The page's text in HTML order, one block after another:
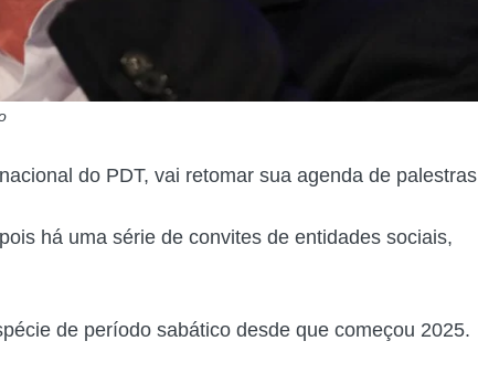
do PDT, vai retomar sua agenda de palestras
há uma série de convites de entidades sociais,
de período sabático desde que começou 2025.